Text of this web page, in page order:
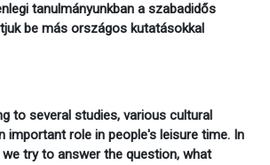
tanulmányunkban a szabadidős
be más országos kutatásokkal
to several studies, various cultural
important role in people's leisure time. In
try to answer the question, what